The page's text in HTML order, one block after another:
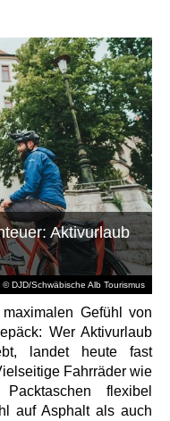
© DJD/Schwäbische Alb Tourismus
Aktivurlaub
Gefühl von
Wer Aktivurlaub
landet heute fast
Fahrräder wie
flexibel
auf Asphalt als auch